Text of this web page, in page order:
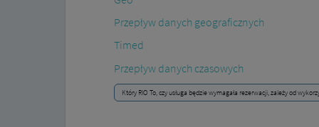
Przepływ danych geograficznych
Timed
Przepływ danych czasowych
Który RIO To, czy usługa będzie wymagała rezerwacji, zależy od